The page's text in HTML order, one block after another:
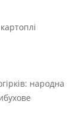
народна